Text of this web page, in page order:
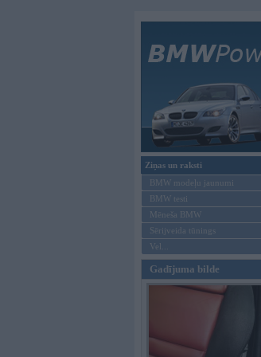
Ziņas un raksti
BMW modeļu jaunumi
BMW testi
Mēneša BMW
Sērijveida tūnings
Vel...
Gadījuma bilde